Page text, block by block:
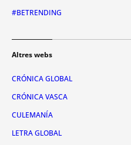
#BETRENDING
Altres webs
CRÓNICA GLOBAL
CRÓNICA VASCA
CULEMANÍA
LETRA GLOBAL